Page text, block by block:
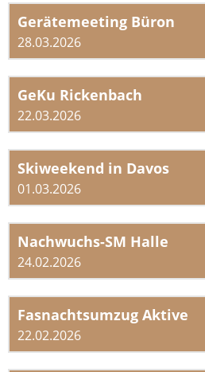
Gerätemeeting Büron
28.03.2026
GeKu Rickenbach
22.03.2026
Skiweekend in Davos
01.03.2026
Nachwuchs-SM Halle
24.02.2026
Fasnachtsumzug Aktive
22.02.2026